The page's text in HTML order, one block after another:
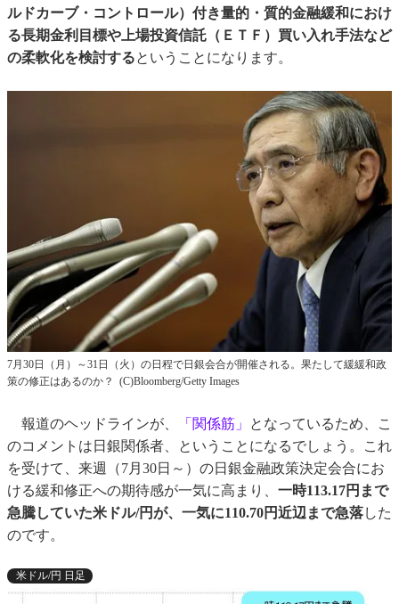
ルドカーブ・コントロール）付き量的・質的金融緩和におけ
る長期金利目標や上場投資信託（ＥＴＦ）買い入れ手法など
の柔軟化を検討するということになります。
7月30日（月）～31日（火）の日程で日銀会合が開催される。果たして緩緩和政
策の修正はあるのか？ (C)Bloomberg/Getty Images
報道のヘッドラインが、 「関係筋」
となっているため、こ
のコメントは日銀関係者、ということになるでしょう。これ
を受けて、来週（7月30日～）の日銀金融政策決定会合にお
ける緩和修正への期待感が一気に高まり、 一時113.17円まで
急騰していた米ドル/円が、一気に110.70円近辺まで急落した
のです。
米ドル/円 日足